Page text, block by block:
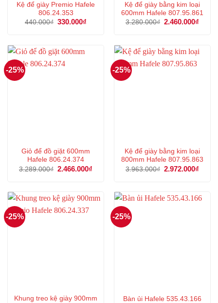
Kệ để giày Premio Hafele
806.24.353
440.000₫ Giá
330.000₫
330.000₫.
Kệ để giày bằng kim loại
600mm Hafele 807.95.861
3.280.000₫ Giá
2.460.000₫
-25%
Giỏ để đồ giặt 600mm
Hafele 806.24.374
3.289.000₫ Giá
2.466.000₫
2.466.000₫.
-25%
Kệ để giày bằng kim loại
800mm Hafele 807.95.863
3.963.000₫ Giá
2.972.000₫
-25%
Khung treo kệ giày 900mm
-25%
Bàn ủi Hafele 535.43.166